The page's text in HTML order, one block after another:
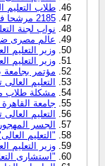
طلاب التعليم
2185 مرشحا في الانتخابات الطلابية بالقاهرة
نواب لجنة
عالم مصرى
وزير التعليم
وزير التعليم
مؤتمر بجامعة
التعليم
مشكلة طلاب
جامعة القاهرة
التعليم
الجسر
"التعليم
وزير التعليم
"استشارى